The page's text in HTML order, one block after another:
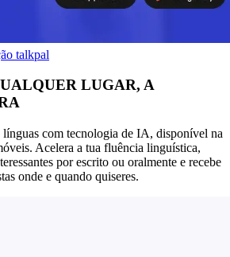
talkpal
LUGAR, A
com tecnologia de IA, disponível na
Acelera a tua fluência linguística,
por escrito ou oralmente e recebe
onde e quando quiseres.